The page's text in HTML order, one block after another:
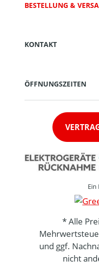
BESTELLUNG &
KONTAKT
ÖFFNUNGSZEITEN
Ein
* Alle
und ggf.
nicht